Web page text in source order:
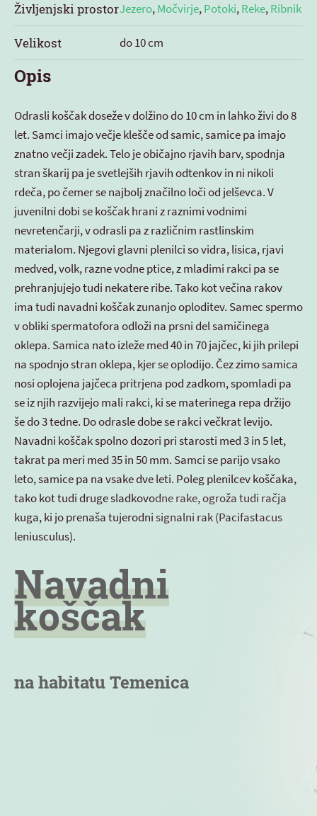
Življenjski prostorJezero,Močvirje,Potoki,Reke,Ribnik
Velikost do 10 cm
Opis
Odrasli koščak doseže v dolžino do 10 cm in lahko živi do 8
let. Samci imajo večje klešče od samic, samice pa imajo
znatno večji zadek. Telo je običajno rjavih barv, spodnja
stran škarij pa je svetlejših rjavih odtenkov in ni nikoli
rdeča, po čemer se najbolj značilno loči od jelševca. V
juvenilni dobi se koščak hrani z raznimi vodnimi
nevretenčarji, v odrasli pa z različnim rastlinskim
materialom. Njegovi glavni plenilci so vidra, lisica, rjavi
medved, volk, razne vodne ptice, z mladimi rakci pa se
prehranjujejo tudi nekatere ribe. Tako kot večina rakov
ima tudi navadni koščak zunanjo oploditev. Samec spermo
v obliki spermatofora odloži na prsni del samičinega
oklepa. Samica nato izleže med 40 in 70 jajčec, ki jih prilepi
na spodnjo stran oklepa, kjer se oplodijo. Čez zimo samica
nosi oplojena jajčeca pritrjena pod zadkom, spomladi pa
se iz njih razvijejo mali rakci, ki se materinega repa držijo
še do 3 tedne. Do odrasle dobe se rakci večkrat levijo.
Navadni koščak spolno dozori pri starosti med 3 in 5 let,
takrat pa meri med 35 in 50 mm. Samci se parijo vsako
leto, samice pa na vsake dve leti. Poleg plenilcev koščaka,
tako kot tudi druge sladkovodne rake, ogroža tudi račja
kuga, ki jo prenaša tujerodni signalni rak (Pacifastacus
leniusculus).
Navadni
koščak
na habitatu Temenica